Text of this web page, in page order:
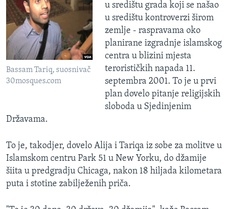
Bassam Tariq, suosnivač
30mosques.com
u središtu grada koji se našao
u središtu kontroverzi širom
zemlje - raspravama oko
planirane izgradnje islamskog
centra u blizini mjesta
terorističkih napada 11.
septembra 2001. To je u prvi
plan dovelo pitanje religijskih
sloboda u Sjedinjenim
Državama.
To je, takodjer, dovelo Alija i Tariqa iz sobe za molitve u
Islamskom centru Park 51 u New Yorku, do džamije
šiita u predgradju Chicaga, nakon 18 hiljada kilometara
puta i stotine zabilježenih priča.